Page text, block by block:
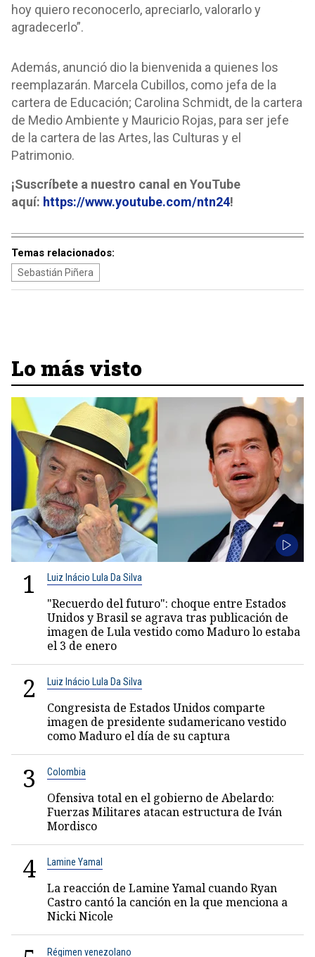
hoy quiero reconocerlo, apreciarlo, valorarlo y
agradecerlo”.
Además, anunció dio la bienvenida a quienes los
reemplazarán. Marcela Cubillos, como jefa de la
cartera de Educación; Carolina Schmidt, de la cartera
de Medio Ambiente y Mauricio Rojas, para ser jefe
de la cartera de las Artes, las Culturas y el
Patrimonio.
¡Suscríbete a nuestro canal en YouTube
aquí: https://www.youtube.com/ntn24!
Temas relacionados:
Sebastián Piñera
Lo más visto
1 Luiz Inácio Lula Da Silva
"Recuerdo del futuro": choque entre Estados
Unidos y Brasil se agrava tras publicación de
imagen de Lula vestido como Maduro lo estaba
el 3 de enero
2 Luiz Inácio Lula Da Silva
Congresista de Estados Unidos comparte
imagen de presidente sudamericano vestido
como Maduro el día de su captura
3 Colombia
Ofensiva total en el gobierno de Abelardo:
Fuerzas Militares atacan estructura de Iván
Mordisco
4 Lamine Yamal
La reacción de Lamine Yamal cuando Ryan
Castro cantó la canción en la que menciona a
Nicki Nicole
Régimen venezolano